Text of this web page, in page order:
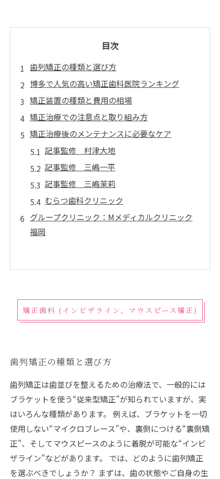
目次
歯列矯正の種類と選び方
博多で人気の高い矯正歯科医院ランキング
矯正装置の種類と費用の相場
矯正治療での注意点と取り組み方
矯正治療後のメンテナンスに必要なケア
記事監修 村津大地
記事監修 三嶋一平
記事監修 三嶋茉莉
むらつ歯科クリニック
グループクリニック：Mメディカルクリニック
福岡
矯正歯科 (インビザライン、マウスピース矯正)
歯列矯正の種類と選び方
歯列矯正は歯並びを整えるための治療法で、一般的には
ブラケットを使う“従来型矯正”が知られていますが、実
はいろんな種類があります。 例えば、ブラケットを一切
使用しない“マイクロブレース”や、裏側につける“裏側矯
正”、そしてマウスピースのように着脱が可能な“インビ
ザライン”などがあります。 では、どのように歯列矯正
を選ぶべきでしょうか？ まずは、歯の状態やご自身の生